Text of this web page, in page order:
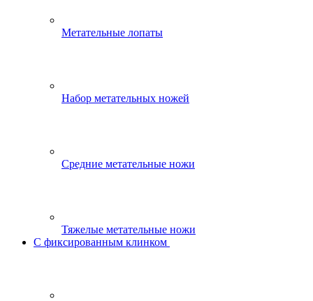
Метательные лопаты
Набор метательных ножей
Средние метательные ножи
Тяжелые метательные ножи
С фиксированным клинком